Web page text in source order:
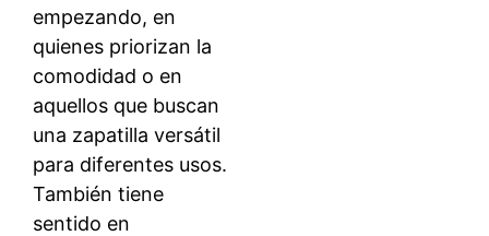
empezando, en
quienes priorizan la
comodidad o en
aquellos que buscan
una zapatilla versátil
para diferentes usos.
También tiene
sentido en